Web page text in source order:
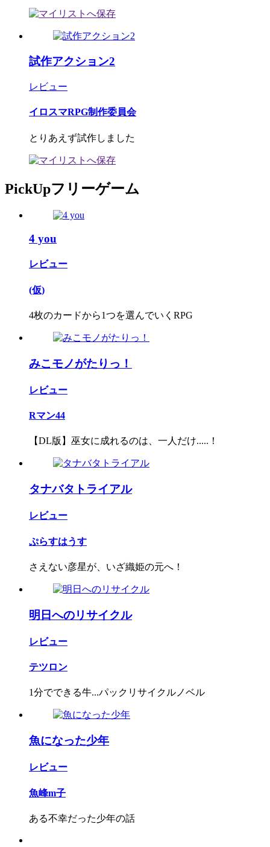
試作アクション2
レビュー
イロスマRPG制作委員会
とりあえず試作しました
PickUpフリーゲーム
4 you
レビュー
(仮)
4枚のカードから1つを選んでいくRPG
みこモノがたりっ！
レビュー
Rマン44
【DL版】巫女に成れるのは、一人だけ.....！
タナバタトライアル
レビュー
ぷらすはうす
さえない彦星が、いざ織姫の元へ！
明日へのリサイクル
レビュー
テツロン
1分でできる牛...パックリサイクルノベル
魚になった少年
レビュー
魚峰m子
ある不幸だった少年の話